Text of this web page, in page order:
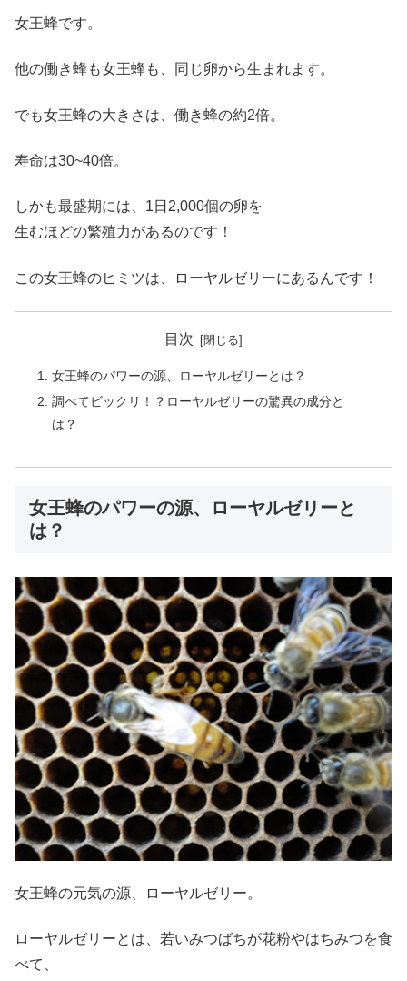
女王蜂です。
他の働き蜂も女王蜂も、同じ卵から生まれます。
でも女王蜂の大きさは、働き蜂の約2倍。
寿命は30~40倍。
しかも最盛期には、1日2,000個の卵を
生むほどの繁殖力があるのです！
この女王蜂のヒミツは、ローヤルゼリーにあるんです！
目次
女王蜂のパワーの源、ローヤルゼリーとは？
調べてビックリ！？ローヤルゼリーの驚異の成分と
は？
女王蜂のパワーの源、ローヤルゼリーと
は？
女王蜂の元気の源、ローヤルゼリー。
ローヤルゼリーとは、若いみつばちが花粉やはちみつを食
べて、